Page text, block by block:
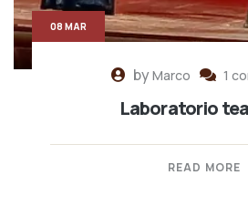
byMarco 1
Laboratorio
READ MORE
08 MAR